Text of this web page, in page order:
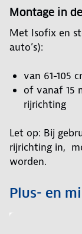
Montage in
Met Isofix en
auto’s):
van 61-105
of vanaf 15
rijrichting
Let op: Bij
rijrichting in,
worden.
Plus- en